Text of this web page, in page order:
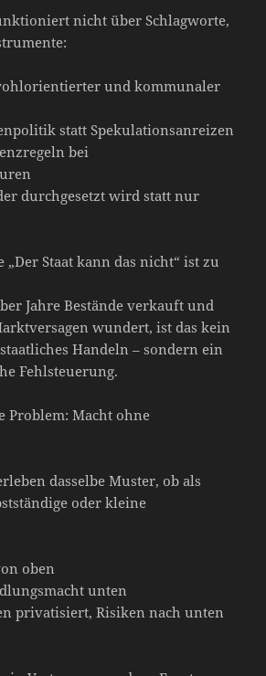
nicht über Schlagworte,
und kommunaler
statt Spekulationsanreizen
bei
durchgesetzt wird statt nur
„Der Staat kann das nicht“ ist zu
Jahre Bestände verkauft und
wundert, ist das kein
Handeln – sondern ein
Fehlsteuerung.
Problem: Macht ohne
dasselbe Muster, ob als
oder kleine
oben
unten
privatisiert, Risiken nach unten